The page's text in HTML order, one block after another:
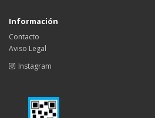
Información
Contacto
Aviso Legal
Instagram